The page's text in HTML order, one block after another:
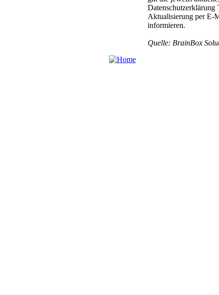
Datenschutzerklärung
Aktualisierung per E-
informieren.
Quelle: BrainBox